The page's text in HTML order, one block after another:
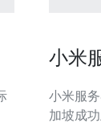
小米
小米服务器新加坡上
加坡成